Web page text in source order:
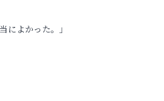
によかった。」